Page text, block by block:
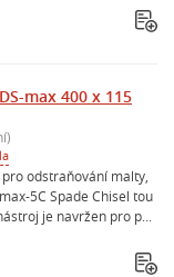
max 400 x 115
odstraňování malty,
5C Spade Chisel tou
je navržen pro p...